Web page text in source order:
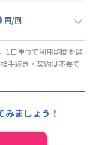
円/回
1日単位で利用期間を選
手続き・契約は不要で
ましょう！